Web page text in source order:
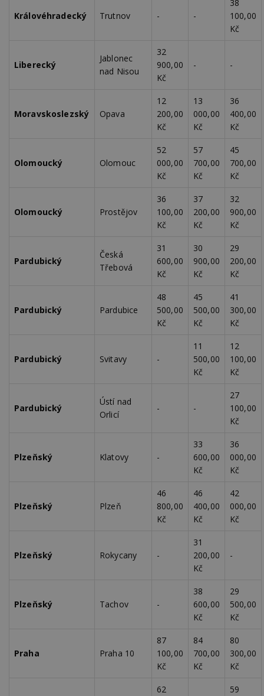
Královéhradecký Trutnov - -
38
100,00
Kč
Liberecký
Jablonec
nad Nisou
32
900,00
Kč
- -
Moravskoslezský Opava
12
200,00
Kč
13
000,00
Kč
36
400,00
Kč
Olomoucký Olomouc
52
000,00
Kč
57
700,00
Kč
45
700,00
Kč
Olomoucký Prostějov
36
100,00
Kč
37
200,00
Kč
32
900,00
Kč
Pardubický
Česká
Třebová
31
600,00
Kč
30
900,00
Kč
29
200,00
Kč
Pardubický Pardubice
48
500,00
Kč
45
500,00
Kč
41
300,00
Kč
Pardubický Svitavy -
11
500,00
Kč
12
100,00
Kč
Pardubický
Ústí nad
Orlicí
- -
27
100,00
Kč
Plzeňský Klatovy -
33
600,00
Kč
36
000,00
Kč
Plzeňský Plzeň
46
800,00
Kč
46
400,00
Kč
42
000,00
Kč
Plzeňský Rokycany -
31
200,00
Kč
-
Plzeňský Tachov -
38
600,00
Kč
29
500,00
Kč
Praha Praha 10
87
100,00
Kč
84
700,00
Kč
80
300,00
Kč
62
59